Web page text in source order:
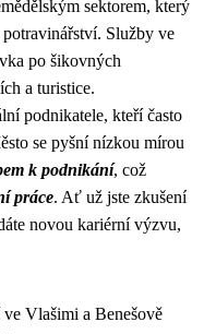
sektorem, který
Služby ve
po šikovných
a turistice.
podnikatele, kteří často
se pyšní nízkou mírou
k podnikání, což
práce. Ať už jste zkušení
novou kariérní výzvu,
Vlašimi a Benešově